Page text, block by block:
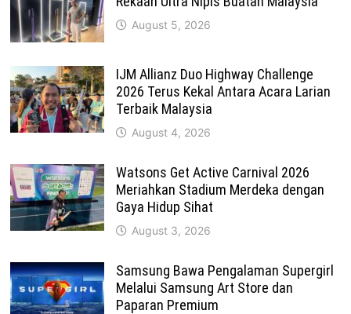
August 5, 2026
IJM Allianz Duo Highway Challenge
2026 Terus Kekal Antara Acara Larian
Terbaik Malaysia
August 4, 2026
Watsons Get Active Carnival 2026
Meriahkan Stadium Merdeka dengan
Gaya Hidup Sihat
August 3, 2026
Samsung Bawa Pengalaman Supergirl
Melalui Samsung Art Store dan
Paparan Premium